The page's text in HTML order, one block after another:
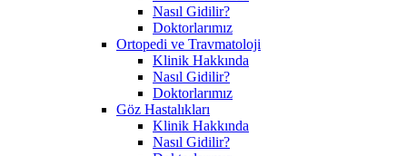
Nasıl Gidilir?
Doktorlarımız
Ortopedi ve Travmatoloji
Klinik Hakkında
Nasıl Gidilir?
Doktorlarımız
Göz Hastalıkları
Klinik Hakkında
Nasıl Gidilir?